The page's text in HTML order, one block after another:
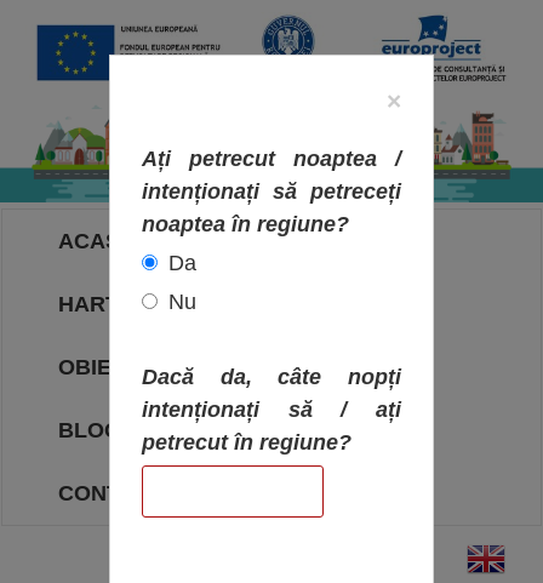
ACASA
HARTA OBIECTIVELOR
OBIECTIVE
BLOG
CONTACT
×
Ați petrecut noaptea /
intenționați să petreceți
noaptea în regiune?
Da
Nu
Dacă da, câte nopți
intenționați să / ați
petrecut în regiune?